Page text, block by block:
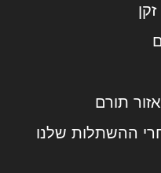
תורם
ההשתלות שלנו